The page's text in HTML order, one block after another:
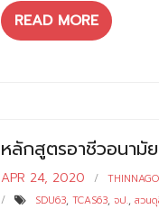
READ MORE
หลักสูตรอาชีวอนามั
APR 24, 2020
SDU63,TCAS63,จป.,สวน